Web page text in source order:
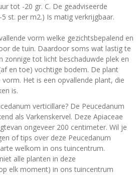
tot -20 gr. C. De geadviseerde
st. per m2.) Is matig verkrijgbaar.
vorm welke gezichtsbepalend en
de tuin. Daardoor soms wat lastig te
zonnige tot licht beschaduwde plek en
en toe) vochtige bodem. De plant
Het is een opvallende plant, die
is.
verticillare? De Peucedanum
als Varkenskervel. Deze Apiaceae
ongeveer 200 centimeter. Wil je
of tips over deze Peucedanum
welkom in ons tuincentrum.
alle planten in deze
elk moment) in ons tuincentrum